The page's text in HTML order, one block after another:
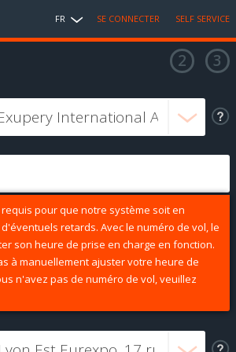
FR SE CONNECTER SELF SERVICE
pour que notre système soit en
retards. Avec le numéro de vol, le
son heure de prise en charge en fonction.
à manuellement ajuster votre heure de
n'avez pas de numéro de vol, veuillez